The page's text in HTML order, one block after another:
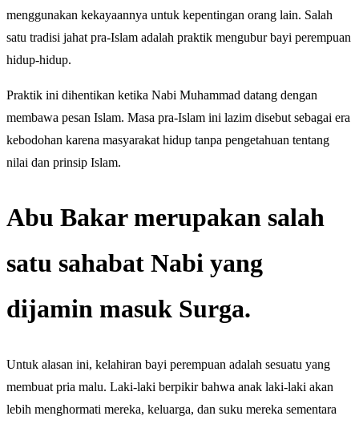
menggunakan kekayaannya untuk kepentingan orang lain. Salah
satu tradisi jahat pra-Islam adalah praktik mengubur bayi perempuan
hidup-hidup.
Praktik ini dihentikan ketika Nabi Muhammad datang dengan
membawa pesan Islam. Masa pra-Islam ini lazim disebut sebagai era
kebodohan karena masyarakat hidup tanpa pengetahuan tentang
nilai dan prinsip Islam.
Abu Bakar merupakan salah
satu sahabat Nabi yang
dijamin masuk Surga.
Untuk alasan ini, kelahiran bayi perempuan adalah sesuatu yang
membuat pria malu. Laki-laki berpikir bahwa anak laki-laki akan
lebih menghormati mereka, keluarga, dan suku mereka sementara